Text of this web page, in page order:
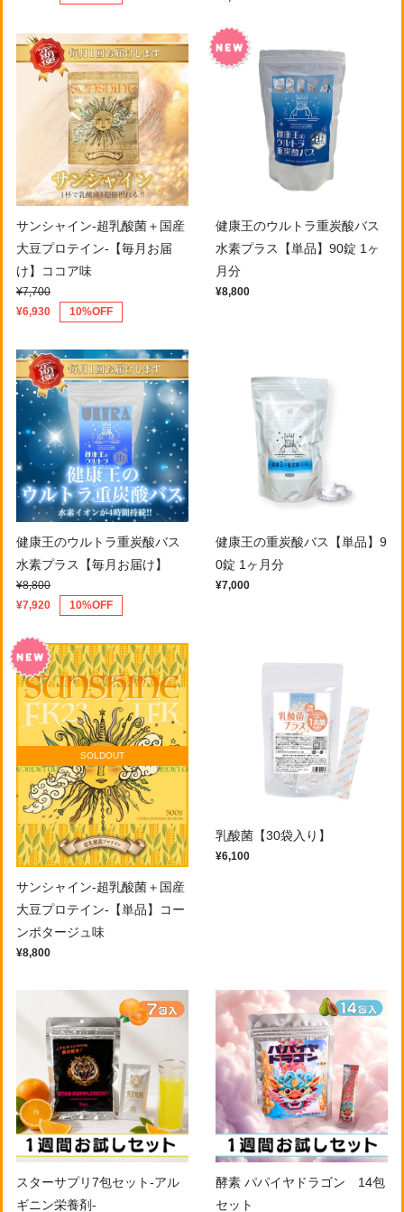
サンシャイン-超乳酸菌＋国産
大豆プロテイン-【毎月お届
け】ココア味
¥7,700
¥6,930
10%OFF
健康王のウルトラ重炭酸バス
水素プラス【単品】90錠 1ヶ
月分
¥8,800
健康王のウルトラ重炭酸バス
水素プラス【毎月お届け】
¥8,800
¥7,920
10%OFF
健康王の重炭酸バス【単品】9
0錠 1ヶ月分
¥7,000
SOLDOUT
サンシャイン-超乳酸菌＋国産
大豆プロテイン-【単品】コー
ンポタージュ味
¥8,800
乳酸菌【30袋入り】
¥6,100
スターサプリ7包セット-アル
ギニン栄養剤-
酵素 パパイヤドラゴン 14包
セット